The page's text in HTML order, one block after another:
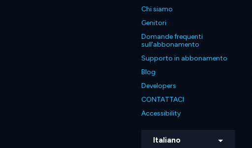
Chi siamo
Genitori
Domande frequenti
sull'abbonamento
Supporto in abbonamento
Blog
Developers
CONTATTACI
Accessibility
Italiano